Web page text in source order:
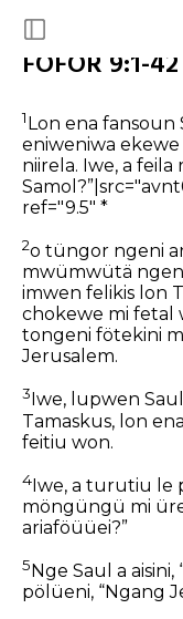
FÖFÖR 9:1-
1Lon ena fansoun
eniweniwa
niirela. Iwe, a feila
ref="9.5" *
2o tüngor ngeni
mwümwütä
imwen felikis lon
chokewe mi fetal
tongeni fötekini
Jerusalem.
3 Iwe, lupwen
Tamaskus, lon
feitiu won.
4Iwe, a turutiu le
möngüngü mi
ariaföüüei?”
5 Nge Saul a
pölüeni, “Ngang